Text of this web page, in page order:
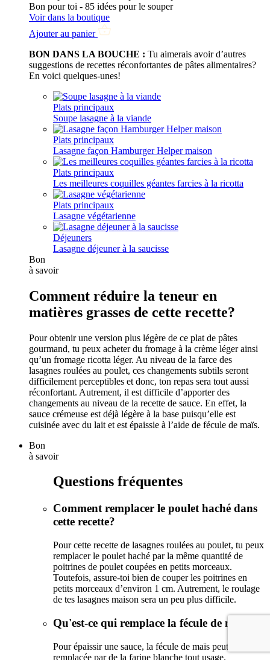
Bon pour toi - 85 idées pour le souper
Voir dans la boutique
Ajouter au panier
BON DANS LA BOUCHE : Tu aimerais avoir d’autres
suggestions de recettes réconfortantes de pâtes alimentaires?
En voici quelques-unes!
Plats principaux
Soupe lasagne à la viande
Plats principaux
Lasagne façon Hamburger Helper maison
Plats principaux
Les meilleures coquilles géantes farcies à la ricotta
Plats principaux
Lasagne végétarienne
Déjeuners
Lasagne déjeuner à la saucisse
Bon
à savoir
Comment réduire la teneur en
matières grasses de cette recette?
Pour obtenir une version plus légère de ce plat de pâtes
gourmand, tu peux acheter du fromage à la crème léger ainsi
qu’un fromage ricotta léger. Au niveau de la farce des
lasagnes roulées au poulet, ces changements subtils seront
difficilement perceptibles et donc, ton repas sera tout aussi
réconfortant. Autrement, il est difficile d’apporter des
changements au niveau de la recette de sauce. En effet, la
sauce crémeuse est déjà légère à la base puisqu’elle est
cuisinée avec du lait et est épaissie à l’aide de fécule de maïs.
Bon
à savoir
Questions fréquentes
Comment remplacer le poulet haché dans
cette recette?
Pour cette recette de lasagnes roulées au poulet, tu peux
remplacer le poulet haché par la même quantité de
poitrines de poulet coupées en petits morceaux.
Toutefois, assure-toi bien de couper les poitrines en
petits morceaux d’environ 1 cm. Autrement, le roulage
de tes lasagnes maison sera un peu plus difficile.
Qu'est-ce qui remplace la fécule de maïs?
Pour épaissir une sauce, la fécule de maïs peut être
remplacée par de la farine blanche tout usage.